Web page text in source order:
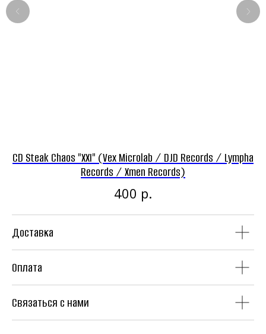
CD Steak Chaos "XXI" (Vex Microlab / DJD Records / Lympha
Records / Xmen Records)
400 р.
Доставка
Оплата
Связаться с нами
Винил CD
Аудиокассеты